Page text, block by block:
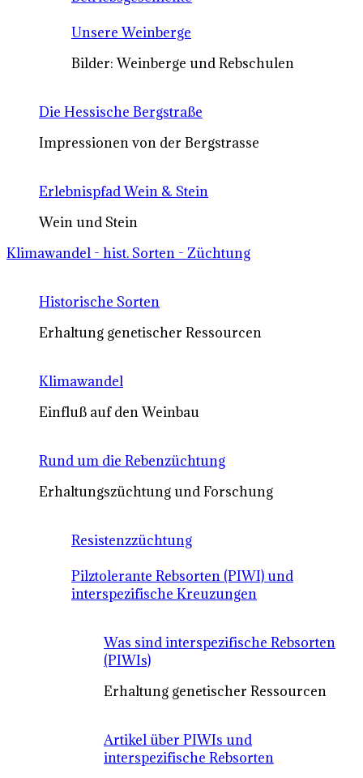
Unsere Weinberge
Bilder: Weinberge und Rebschulen
Die Hessische Bergstraße
Impressionen von der Bergstrasse
Erlebnispfad Wein & Stein
Wein und Stein
Klimawandel - hist. Sorten - Züchtung
Historische Sorten
Erhaltung genetischer Ressourcen
Klimawandel
Einfluß auf den Weinbau
Rund um die Rebenzüchtung
Erhaltungszüchtung und Forschung
Resistenzzüchtung
Pilztolerante Rebsorten (PIWI) und
interspezifische Kreuzungen
Was sind interspezifische Rebsorten
(PIWIs)
Erhaltung genetischer Ressourcen
Artikel über PIWIs und
interspezifische Rebsorten